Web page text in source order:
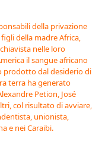
della privazione
della madre Africa,
nelle loro
il sangue africano
prodotto dal desiderio di
terra ha generato
Petion, José
col risultato di avviare,
unionista,
e nei Caraibi.